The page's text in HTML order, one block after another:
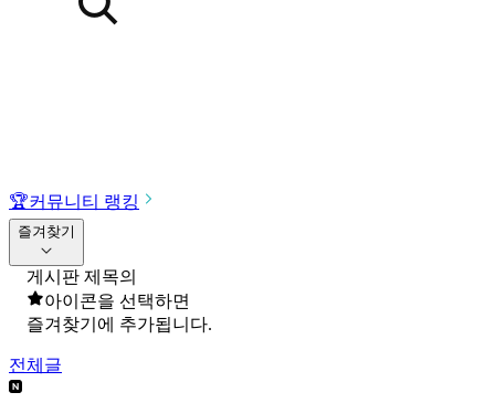
🏆커뮤니티 랭킹
즐겨찾기
게시판 제목의
아이콘을 선택하면
즐겨찾기에 추가됩니다.
전체글